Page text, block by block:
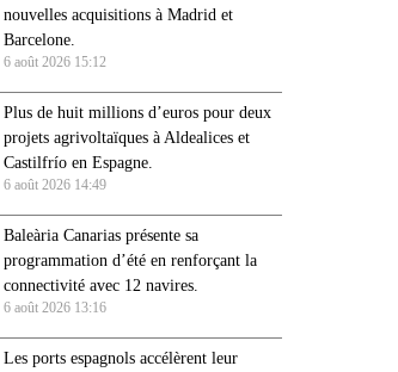
nouvelles acquisitions à Madrid et
Barcelone.
6 août 2026 15:12
Plus de huit millions d’euros pour deux
projets agrivoltaïques à Aldealices et
Castilfrío en Espagne.
6 août 2026 14:49
Baleària Canarias présente sa
programmation d’été en renforçant la
connectivité avec 12 navires.
6 août 2026 13:16
Les ports espagnols accélèrent leur